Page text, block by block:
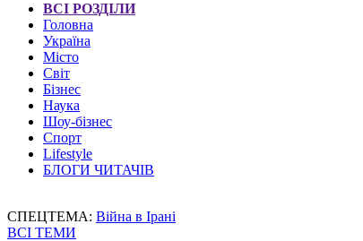
ВСІ РОЗДІЛИ
Головна
Україна
Місто
Світ
Бізнес
Наука
Шоу-бізнес
Спорт
Lifestyle
БЛОГИ ЧИТАЧІВ
СПЕЦТЕМА: Війна в Ірані
ВСІ ТЕМИ